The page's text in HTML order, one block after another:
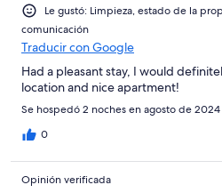
Le gustó: Limpieza, estado de la
comunicación
Traducir con Google
Had a pleasant stay, I would
location and nice apartment!
Se hospedó 2 noches en agosto de 2024
0
Opinión verificada